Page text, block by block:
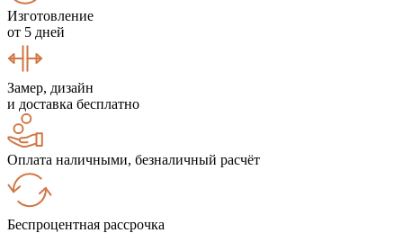
Изготовление
от 5 дней
Замер, дизайн
и доставка бесплатно
Оплата наличными, безналичный расчёт
Беспроцентная рассрочка